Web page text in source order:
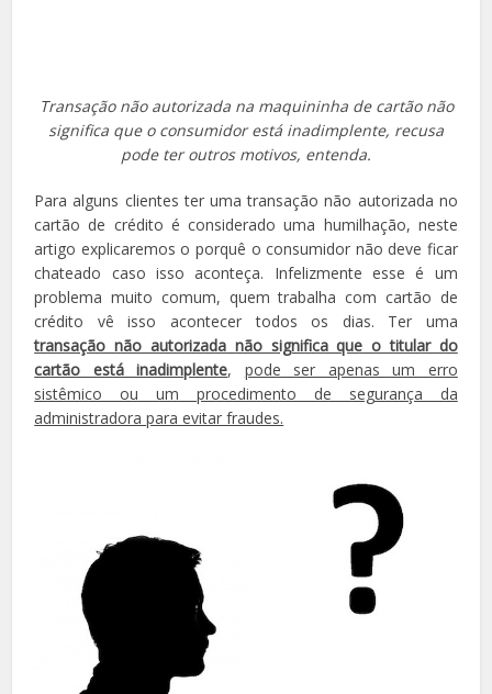
Transação não autorizada na maquininha de cartão não
significa que o consumidor está inadimplente, recusa
pode ter outros motivos, entenda.
Para alguns clientes ter uma transação não autorizada no
cartão de crédito é considerado uma humilhação, neste
artigo explicaremos o porquê o consumidor não deve ficar
chateado caso isso aconteça. Infelizmente esse é um
problema muito comum, quem trabalha com cartão de
crédito vê isso acontecer todos os dias. Ter uma
transação não autorizada não significa que o titular do
cartão está inadimplente, pode ser apenas um erro
sistêmico ou um procedimento de segurança da
administradora para evitar fraudes.